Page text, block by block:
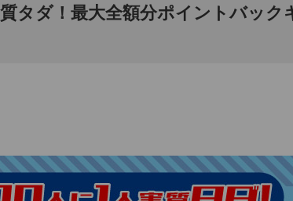
タダ！最大全額分ポイントバッ